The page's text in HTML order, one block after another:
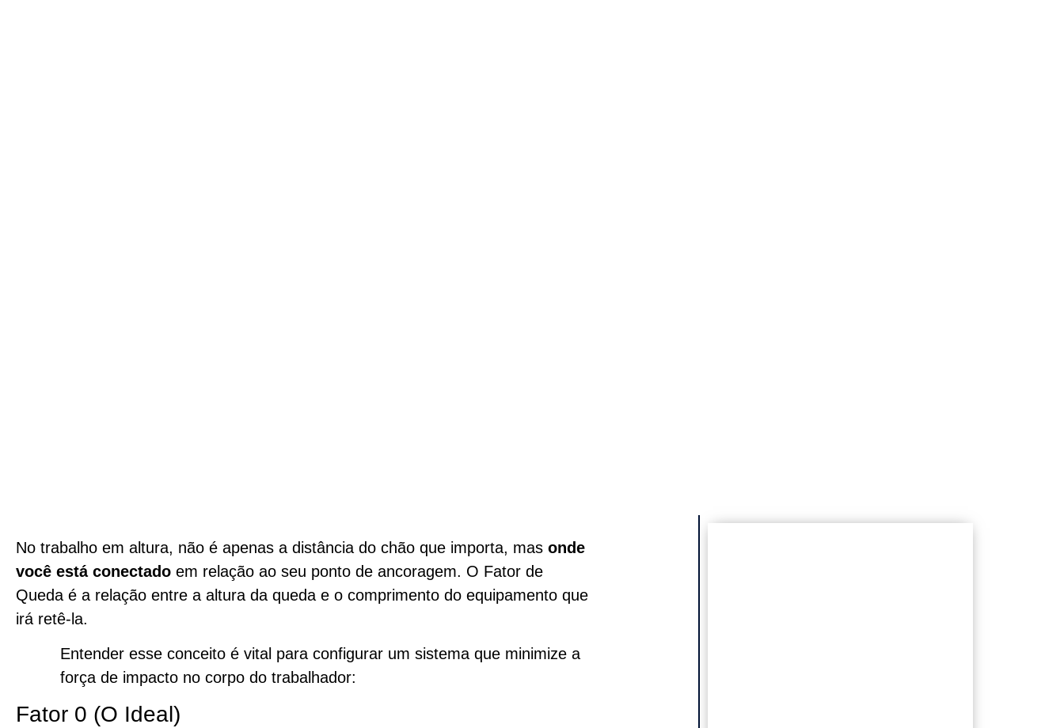
No trabalho em altura, não é apenas a distância do chão que importa, mas onde
você está conectadoem relação ao seu ponto de ancoragem. O Fator de
Queda é a relação entre a altura da queda e o comprimento do equipamento que
irá retê-la.
Entender esse conceito é vital para configurar um sistema que minimize a
força de impacto no corpo do trabalhador:
Fator 0 (O Ideal)